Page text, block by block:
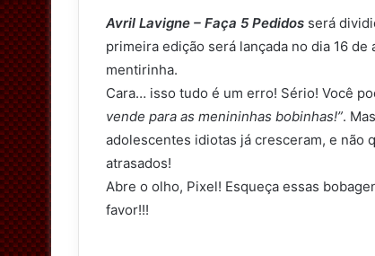
Avril Lavigne – Faça 5 Pedidos será
primeira edição será lançada no dia 16
mentirinha.
Cara… isso tudo é um erro! Sério! Você
vende para as menininhas bobinhas!”.
adolescentes idiotas já cresceram, e não
atrasados!
Abre o olho, Pixel! Esqueça essas
favor!!!